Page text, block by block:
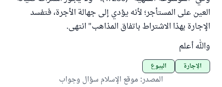
العين على المستأجر؛ لأنه يؤدي إلى جهالة الأجرة، فتفسد
الإجارة بهذا الاشتراط باتفاق المذاهب" انتهى.
والله أعلم
الإجارة البيوع
المصدر: موقع الإسلام سؤال وجواب